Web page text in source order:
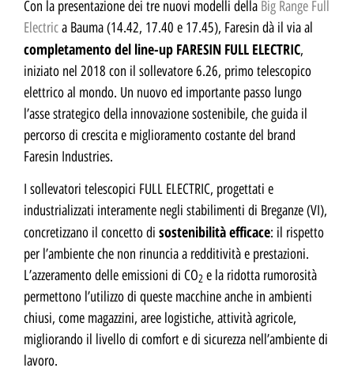
Con la presentazione dei tre nuovi modelli della Big Range Full
Electrica Bauma (14.42, 17.40 e 17.45), Faresin dà il via al
completamento del line-up FARESIN FULL ELECTRIC,
iniziato nel 2018 con il sollevatore 6.26, primo telescopico
elettrico al mondo. Un nuovo ed importante passo lungo
l’asse strategico della innovazione sostenibile, che guida il
percorso di crescita e miglioramento costante del brand
Faresin Industries.
I sollevatori telescopici FULL ELECTRIC, progettati e
industrializzati interamente negli stabilimenti di Breganze (VI),
concretizzano il concetto di sostenibilità efficace: il rispetto
per l’ambiente che non rinuncia a redditività e prestazioni.
L’azzeramento delle emissioni di CO2 e la ridotta rumorosità
permettono l’utilizzo di queste macchine anche in ambienti
chiusi, come magazzini, aree logistiche, attività agricole,
migliorando il livello di comfort e di sicurezza nell’ambiente di
lavoro.